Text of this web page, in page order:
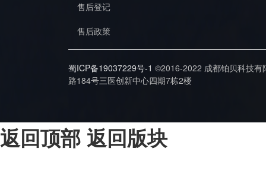
售后登记
售后政策
蜀ICP备19037229号-1 ©2016-2022 成都铂贝科技
路184号三医创新中心四期7栋2楼
返回顶部 返回版块